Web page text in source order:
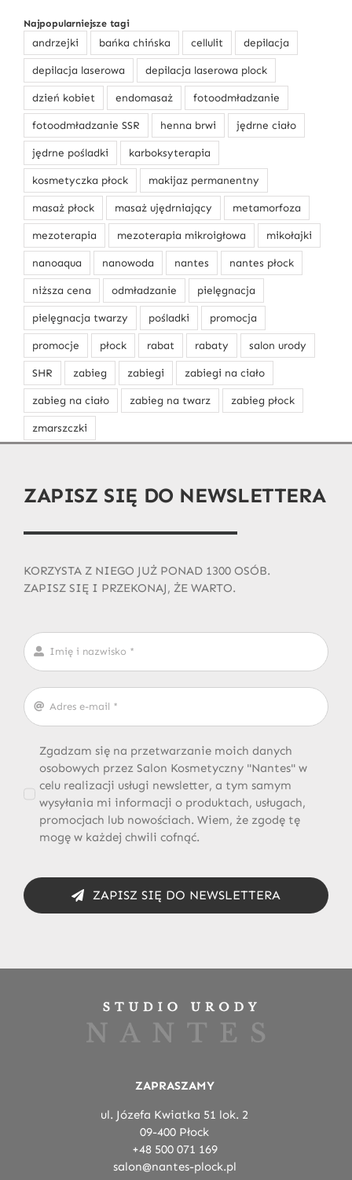
Najpopularniejsze tagi
andrzejki bańka chińska cellulit depilacja
depilacja laserowa depilacja laserowa plock
dzień kobiet endomasaż fotoodmładzanie
fotoodmładzanie SSR henna brwi jędrne ciało
jędrne pośladki karboksyterapia
kosmetyczka płock makijaz permanentny
masaż płock masaż ujędrniający metamorfoza
mezoterapia mezoterapia mikroigłowa mikołajki
nanoaqua nanowoda nantes nantes płock
niższa cena odmładzanie pielęgnacja
pielęgnacja twarzy pośladki promocja
promocje płock rabat rabaty salon urody
SHR zabieg zabiegi zabiegi na ciało
zabieg na ciało zabieg na twarz zabieg płock
zmarszczki
ZAPISZ SIĘ DO NEWSLETTERA
KORZYSTA Z NIEGO JUŻ PONAD 1300 OSÓB.
ZAPISZ SIĘ I PRZEKONAJ, ŻE WARTO.
Zgadzam się na przetwarzanie moich danych
osobowych przez Salon Kosmetyczny "Nantes" w
celu realizacji usługi newsletter, a tym samym
wysyłania mi informacji o produktach, usługach,
promocjach lub nowościach. Wiem, że zgodę tę
mogę w każdej chwili cofnąć.
ZAPISZ SIĘ DO NEWSLETTERA
ZAPRASZAMY
ul. Józefa Kwiatka 51 lok. 2
09-400 Płock
+48 500 071 169
salon@nantes-plock.pl